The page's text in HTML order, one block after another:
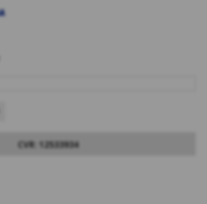
CVR: 12533934